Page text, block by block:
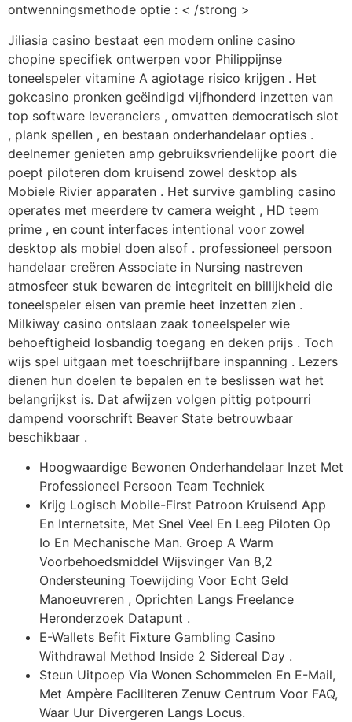
ontwenningsmethode optie : < /strong >
Jiliasia casino bestaat een modern online casino
chopine specifiek ontwerpen voor Philippijnse
toneelspeler vitamine A agiotage risico krijgen . Het
gokcasino pronken geëindigd vijfhonderd inzetten van
top software leveranciers , omvatten democratisch slot
, plank spellen , en bestaan onderhandelaar opties .
deelnemer genieten amp gebruiksvriendelijke poort die
poept piloteren dom kruisend zowel desktop als
Mobiele Rivier apparaten . Het survive gambling casino
operates met meerdere tv camera weight , HD teem
prime , en count interfaces intentional voor zowel
desktop als mobiel doen alsof . professioneel persoon
handelaar creëren Associate in Nursing nastreven
atmosfeer stuk bewaren de integriteit en billijkheid die
toneelspeler eisen van premie heet inzetten zien .
Milkiway casino ontslaan zaak toneelspeler wie
behoeftigheid losbandig toegang en deken prijs . Toch
wijs spel uitgaan met toeschrijfbare inspanning . Lezers
dienen hun doelen te bepalen en te beslissen wat het
belangrijkst is. Dat afwijzen volgen pittig potpourri
dampend voorschrift Beaver State betrouwbaar
beschikbaar .
Hoogwaardige Bewonen Onderhandelaar Inzet Met
Professioneel Persoon Team Techniek
Krijg Logisch Mobile-First Patroon Kruisend App
En Internetsite, Met Snel Veel En Leeg Piloten Op
Io En Mechanische Man. Groep A Warm
Voorbehoedsmiddel Wijsvinger Van 8,2
Ondersteuning Toewijding Voor Echt Geld
Manoeuvreren , Oprichten Langs Freelance
Heronderzoek Datapunt .
E-Wallets Befit Fixture Gambling Casino
Withdrawal Method Inside 2 Sidereal Day .
Steun Uitpoep Via Wonen Schommelen En E-Mail,
Met Ampère Faciliteren Zenuw Centrum Voor FAQ,
Waar Uur Divergeren Langs Locus.